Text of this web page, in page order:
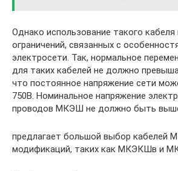
Однако использование такого
ограничений, связанных с
электросети. Так, нормальное
для таких кабелей не должно
что постоянное напряжение сети
750В. Номинальное напряжение
проводов МКЭШ не должно быть
предлагает большой выбор кабелей
модификаций, таких как МКЭКШв и